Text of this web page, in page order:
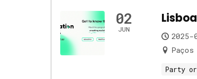
02
JUN
Party